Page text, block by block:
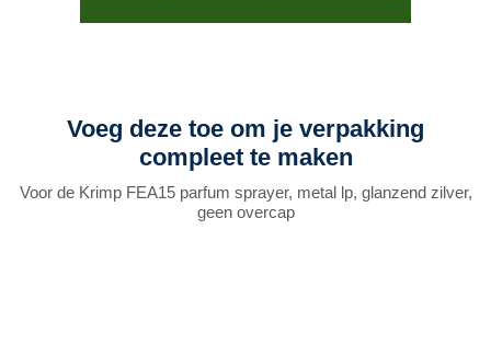
Voeg deze toe om je verpakking
compleet te maken
Voor de Krimp FEA15 parfum sprayer, metal lp, glanzend zilver,
geen overcap